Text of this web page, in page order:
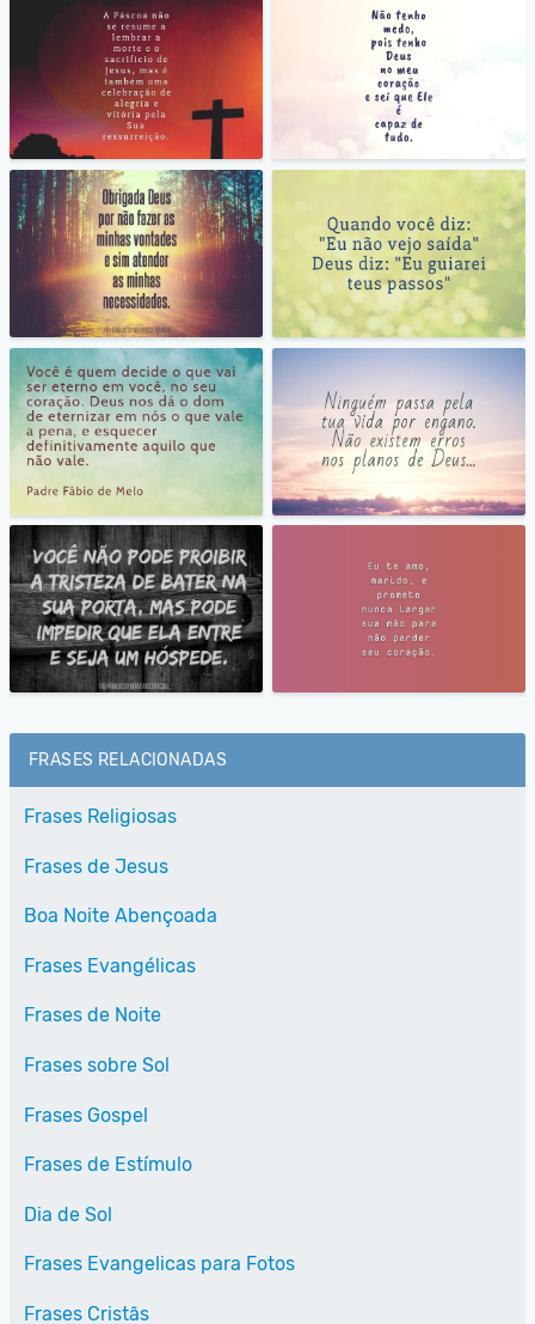
FRASES RELACIONADAS
Frases Religiosas
Frases de Jesus
Boa Noite Abençoada
Frases Evangélicas
Frases de Noite
Frases sobre Sol
Frases Gospel
Frases de Estímulo
Dia de Sol
Frases Evangelicas para Fotos
Frases Cristãs